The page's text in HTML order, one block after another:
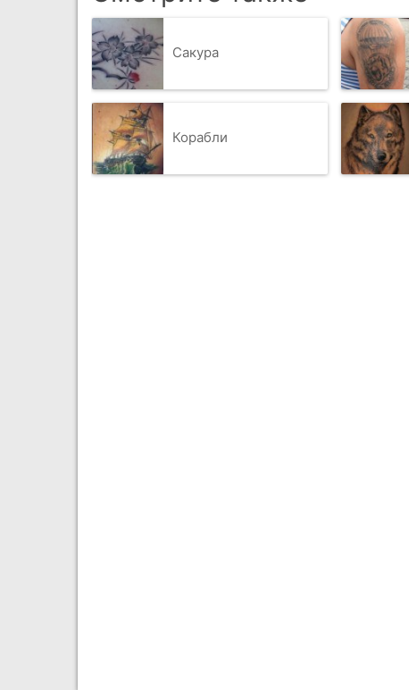
Сакура
Корабли